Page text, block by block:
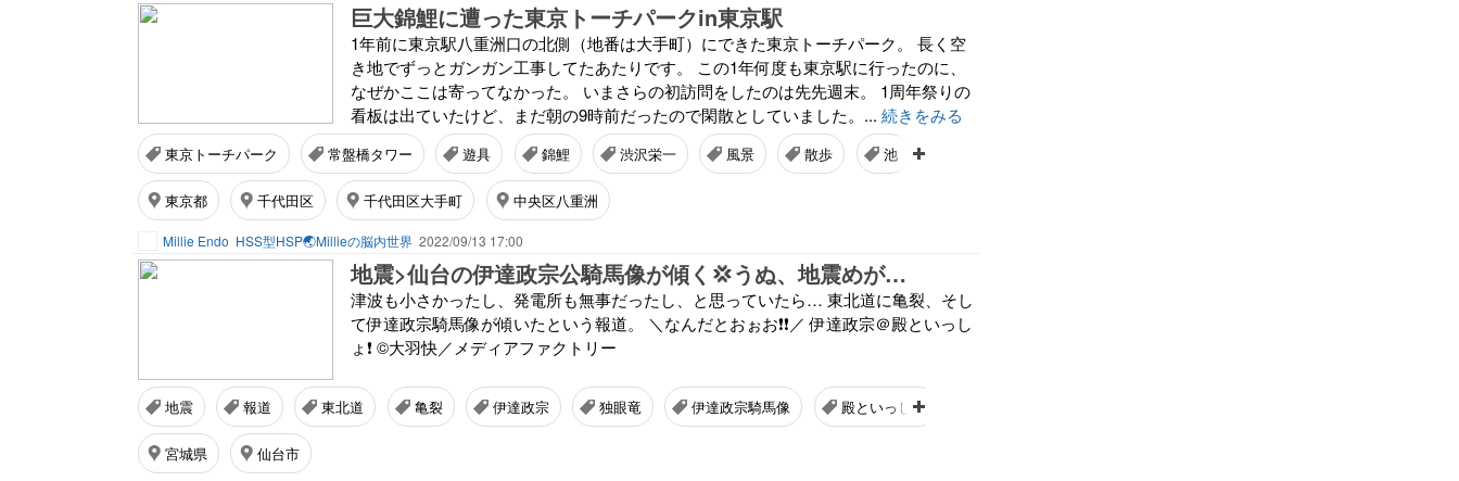
巨大錦鯉に遭った東京トーチパークin東京駅
1年前に東京駅八重洲口の北側（地番は大手町）にできた東京トーチパーク。 長く空
き地でずっとガンガン工事してたあたりです。 この1年何度も東京駅に行ったのに、
なぜかここは寄ってなかった。 いまさらの初訪問をしたのは先先週末。 1周年祭りの
看板は出ていたけど、まだ朝の9時前だったので閑散としていました。... 続きをみる
東京トーチパーク 常盤橋タワー 遊具 錦鯉 渋沢栄一 風景 散歩 池
東京都 千代田区 千代田区大手町 中央区八重洲
Millie Endo HSS型HSP🌏Millieの脳内世界 2022/09/13 17:00
地震>仙台の伊達政宗公騎馬像が傾く💢うぬ、地震めが…
津波も小さかったし、発電所も無事だったし、と思っていたら… 東北道に亀裂、そし
て伊達政宗騎馬像が傾いたという報道。 ＼なんだとおぉお❗️❗️／ 伊達政宗＠殿といっし
ょ❗️ ©︎大羽快／メディアファクトリー
地震 報道 東北道 亀裂 伊達政宗 独眼竜 伊達政宗騎馬像 殿といっしょ
宮城県 仙台市